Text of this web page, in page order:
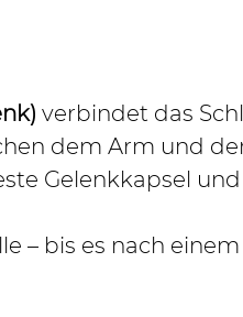
verbindet das
dem Arm und
Gelenkkapsel
– bis es nach einem